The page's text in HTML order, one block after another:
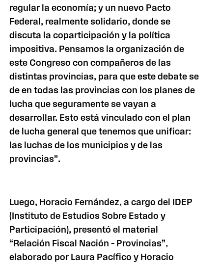
regular la economía; y un nuevo Pacto
Federal, realmente solidario, donde se
discuta la coparticipación y la política
impositiva. Pensamos la organización de
este Congreso con compañeros de las
distintas provincias, para que este debate se
de en todas las provincias con los planes de
lucha que seguramente se vayan a
desarrollar. Esto está vinculado con el plan
de lucha general que tenemos que unificar:
las luchas de los municipios y de las
provincias”.
Luego, Horacio Fernández, a cargo del IDEP
(Instituto de Estudios Sobre Estado y
Participación), presentó el material
“Relación Fiscal Nación – Provincias”,
elaborado por Laura Pacífico y Horacio